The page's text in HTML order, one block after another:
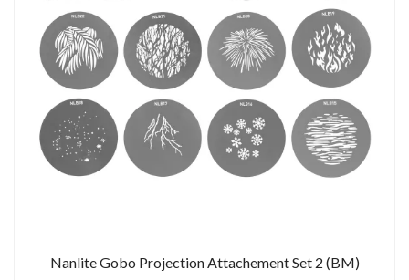
Nanlite Gobo Projection Attachement Set 2 (BM)